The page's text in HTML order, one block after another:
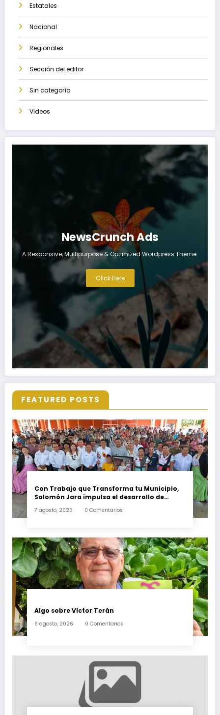
Estatales
Nacional
Regionales
Sección del editor
Sin categoría
Videos
NewsCrunch Ads
A Responsive, Multipurpose & Optimized Wordpress Theme.
Click Here
FEATURED POSTS
Con Trabajo que Transforma tu Municipio,
Salomón Jara impulsa el desarrollo de
7 agosto, 2026 0 Comentarios
Algo sobre Víctor Terán
6 agosto, 2026 0 Comentarios